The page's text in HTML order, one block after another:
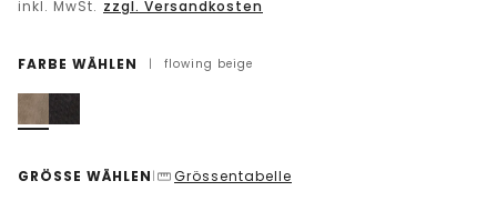
inkl. MwSt. zzgl. Versandkosten
FARBE WÄHLEN | flowing beige
GRÖSSE WÄHLEN | Grössentabelle